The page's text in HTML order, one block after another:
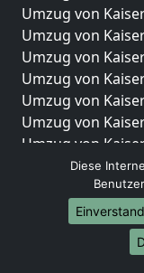
Umzug von
Umzug von
Umzug von
Umzug von
Umzug von
Umzug von
Umzug von
Umzug von
Umzug von
Umzug von
Diese